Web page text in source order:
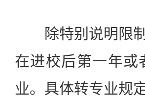
除特别说明限制
在进校后第一年或
业。具体转专业规